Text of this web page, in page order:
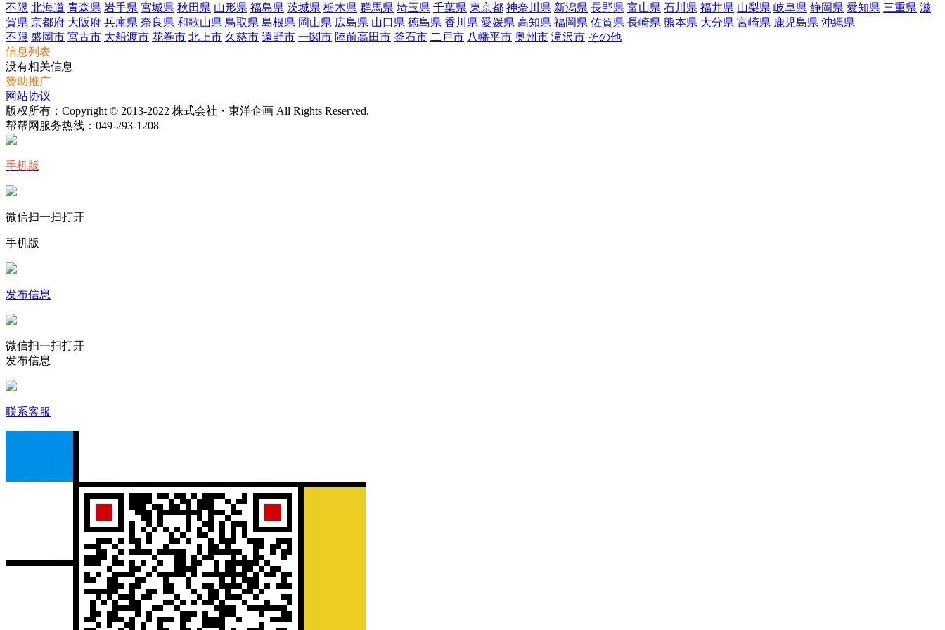
不限 北海道 青森県 岩手県 宮城県 秋田県 山形県 福島県 茨城県 栃木県 群馬県 埼玉県 千葉県 東京都 神奈川県 新潟県 長野県 富山県 石川県 福井県 山梨県 岐阜県 静岡県 愛知県 三重県 滋
賀県 京都府 大阪府 兵庫県 奈良県 和歌山県 鳥取県 島根県 岡山県 広島県 山口県 徳島県 香川県 愛媛県 高知県 福岡県 佐賀県 長崎県 熊本県 大分県 宮崎県 鹿児島県 沖縄県
不限 盛岡市 宮古市 大船渡市 花巻市 北上市 久慈市 遠野市 一関市 陸前高田市 釜石市 二戸市 八幡平市 奥州市 滝沢市 その他
信息列表
没有相关信息
赞助推广
网站协议
版权所有：Copyright © 2013-2022 株式会社・東洋企画 All Rights Reserved.
帮帮网服务热线： 049-293-1208
手机版
微信扫一扫打开
手机版
发布信息
微信扫一扫打开
发布信息
联系客服